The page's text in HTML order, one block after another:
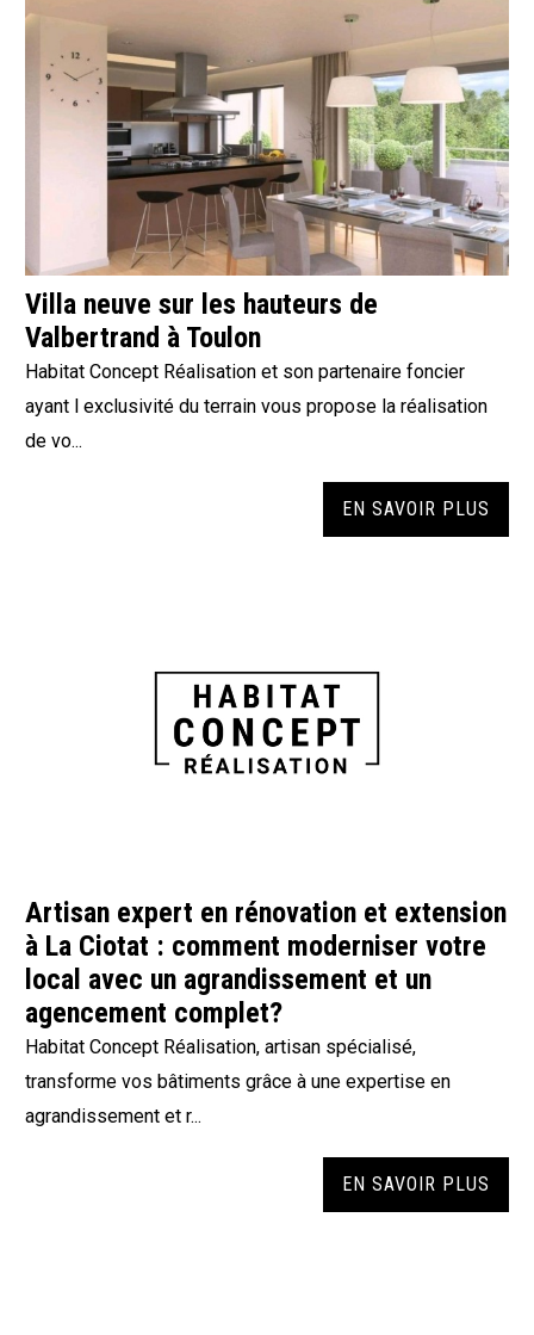
Villa neuve sur les hauteurs de
Valbertrand à Toulon
Habitat Concept Réalisation et son partenaire foncier
ayant l exclusivité du terrain vous propose la réalisation
de vo...
EN SAVOIR PLUS
Artisan expert en rénovation et extension
à La Ciotat : comment moderniser votre
local avec un agrandissement et un
agencement complet?
Habitat Concept Réalisation, artisan spécialisé,
transforme vos bâtiments grâce à une expertise en
agrandissement et r...
EN SAVOIR PLUS